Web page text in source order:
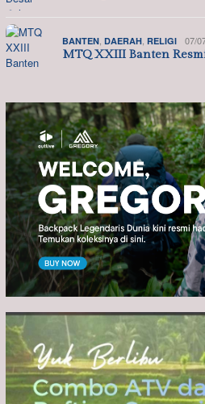
BANTEN DAERAH RELIGI 07/
MTQ XXIII Banten